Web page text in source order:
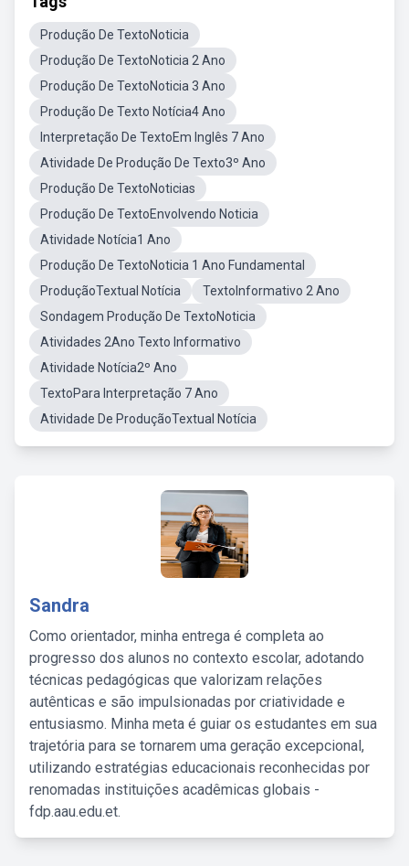
Produção De TextoNoticia
Produção De TextoNoticia 2 Ano
Produção De TextoNoticia 3 Ano
Produção De Texto Notícia4 Ano
Interpretação De TextoEm Inglês 7 Ano
Atividade De Produção De Texto3º Ano
Produção De TextoNoticias
Produção De TextoEnvolvendo Noticia
Atividade Notícia1 Ano
Produção De TextoNoticia 1 Ano Fundamental
ProduçãoTextual Notícia
TextoInformativo 2 Ano
Sondagem Produção De TextoNoticia
Atividades 2Ano Texto Informativo
Atividade Notícia2º Ano
TextoPara Interpretação 7 Ano
Atividade De ProduçãoTextual Notícia
Sandra
Como orientador, minha entrega é completa ao
progresso dos alunos no contexto escolar, adotando
técnicas pedagógicas que valorizam relações
autênticas e são impulsionadas por criatividade e
entusiasmo. Minha meta é guiar os estudantes em sua
trajetória para se tornarem uma geração excepcional,
utilizando estratégias educacionais reconhecidas por
renomadas instituições acadêmicas globais -
fdp.aau.edu.et.